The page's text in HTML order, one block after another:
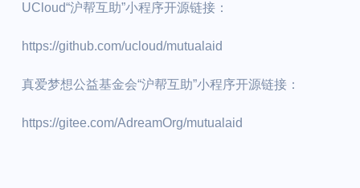
UCloud“沪帮互助”小程序开源链接：
https://github.com/ucloud/mutualaid
真爱梦想公益基金会“沪帮互助”小程序开源链接：
https://gitee.com/AdreamOrg/mutualaid